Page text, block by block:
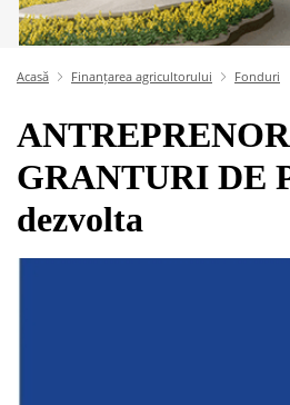
Acasă Finanțarea agricultorului Fonduri
GRANTURI DE
dezvolta